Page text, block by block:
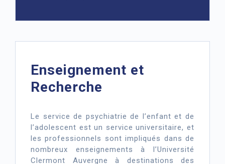
Enseignement et
Recherche
Le service de psychiatrie de l’enfant et de
l’adolescent est un service universitaire, et
les professionnels sont impliqués dans de
nombreux enseignements à l’Université
Clermont Auvergne à destinations des